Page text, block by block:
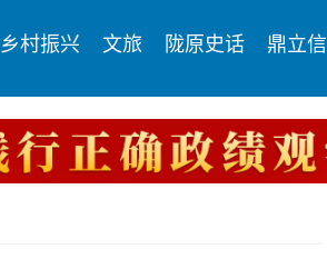
乡村振兴 文旅 陇原史话 鼎立信